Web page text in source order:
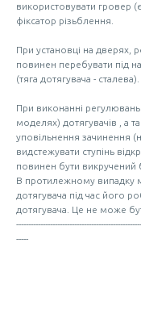
використовувати гровер
фіксатор різьблення.
При установці на дверях,
повинен перебувати під
(тяга дотягувача - сталева).
При виконанні регулювань
моделях) дотягувачів , а
уповільнення зачинення
видстежувати ступінь
повинен бути викручений
В протилежному випадку
дотягувача під час його
дотягувача. Це не може
-----